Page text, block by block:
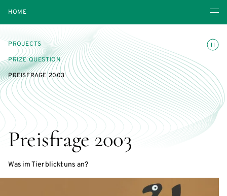
HOME Open
PROJECTS
PRIZE QUESTION
PREISFRAGE 2003
Preisfrage 2003
Was im Tier blickt uns an?